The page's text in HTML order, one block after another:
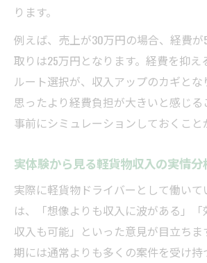
ります。
例えば、売上が30万円の場合、経費
取りは25万円となります。経費を抑え
ルート選択が、収入アップのカギとな
思ったより経費負担が大きいと感じる
事前にシミュレーションしておくこと
実体験から見る軽貨物収入の実情分
実際に軽貨物ドライバーとして働いて
は、「想像よりも収入に波がある」
収入も可能」といった意見が目立ちま
期には通常よりも多くの案件を受け持